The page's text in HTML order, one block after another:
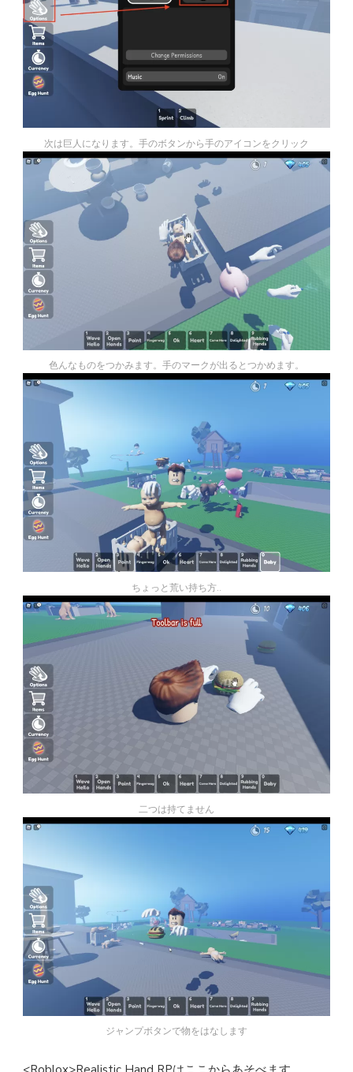
次は巨人になります。手のボタンから手のアイコンをクリック
色んなものをつかみます。手のマークが出るとつかめます。
ちょっと荒い持ち方..
二つは持てません
ジャンプボタンで物をはなします